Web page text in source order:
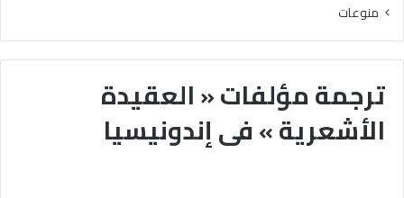
ترجمة مؤلفات « العقيدة
الأشعرية » فى إندونيسيا
منوعات